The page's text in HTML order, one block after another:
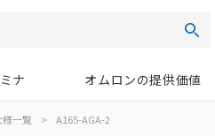
ナ オムロンの提供価値
一覧 > A165-AGA-2